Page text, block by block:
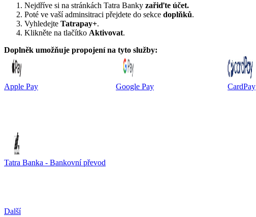
Nejdříve si na stránkách Tatra Banky zařiďte účet.
Poté ve vaší adminsitraci přejdete do sekce doplňků.
Vyhledejte Tatrapay+.
Klikněte na tlačítko Aktivovat.
Doplněk umožňuje propojení na tyto služby:
Apple Pay Google Pay CardPay
Tatra Banka - Bankovní převod
Další